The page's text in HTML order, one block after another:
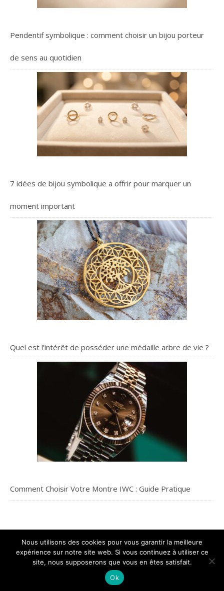
Pendentif symbolique : comment choisir un bijou porteur
de sens au quotidien
7 idées de bijou symbolique a offrir pour marquer un
moment important
Quel est l’intérêt de posséder une médaille arbre de vie ?
Comment Choisir Votre Montre IWC : Guide Pratique
Au paradis de Léa - Copyright 2026 - Tous droits reservés.
Nous utilisons des cookies pour vous garantir la meilleure
expérience sur notre site web. Si vous continuez à utiliser ce
site, nous supposerons que vous en êtes satisfait.
Ok